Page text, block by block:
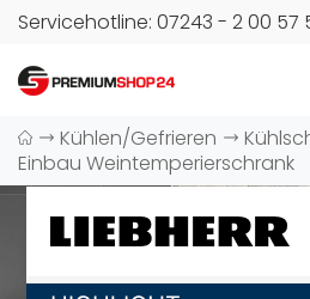
Servicehotline: 07243 - 2 00 57
Kühlen/Gefrieren
Einbau Weintemperierschrank